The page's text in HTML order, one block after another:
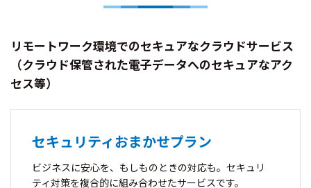
リモートワーク環境でのセキュアなクラウドサービス
（クラウド保管された電子データへのセキュアなアク
セス等）
セキュリティおまかせプラン
ビジネスに安心を、もしものときの対応も。セキュリ
ティ対策を複合的に組み合わせたサービスです。